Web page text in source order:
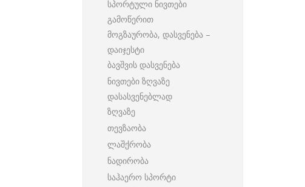
სპორტული ნივთები
გამოწერით
მოგზაურობა, დასვენება –
დაიჯესტი
ბავშვის დასვენება
ნივთები ზღვაზე
დასასვენებლად
ზღვაზე
თევზაობა
ლაშქრობა
ნადირობა
საჰაერო სპორტი